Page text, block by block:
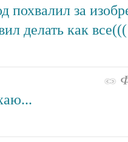
похвалил за
делать как все(((